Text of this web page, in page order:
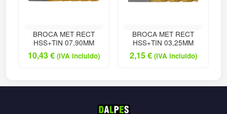
BROCA MET RECT
HSS+TIN 07,90MM
10,43€ (IVA incluido)
BROCA MET RECT
HSS+TIN 03,25MM
2,15€ (IVA incluido)